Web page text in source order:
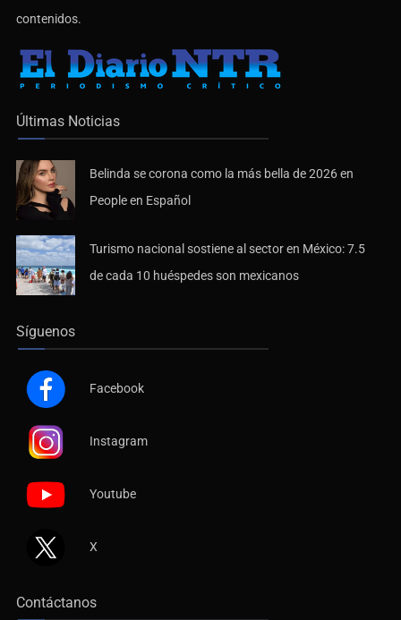
contenidos.
Últimas Noticias
Belinda se corona como la más bella de 2026 en
People en Español
Turismo nacional sostiene al sector en México: 7.5
de cada 10 huéspedes son mexicanos
Síguenos
Facebook
Instagram
Youtube
X
Contáctanos